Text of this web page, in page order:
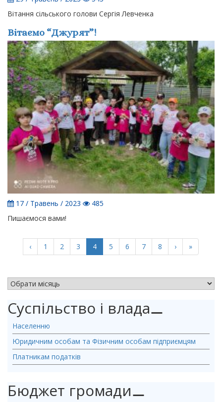
Вітання сільського голови Сергія Левченка
Вітаємо “Джурят”!
17 / Травень / 2023
485
Пишаємося вами!
‹ 1 2 3 4(current)
5 6 7 8 › »
Суспільство і влада⚊
Населенню
Юридичним особам та Фізичним особам підприємцям
Платникам податків
Бюджет громади⚊